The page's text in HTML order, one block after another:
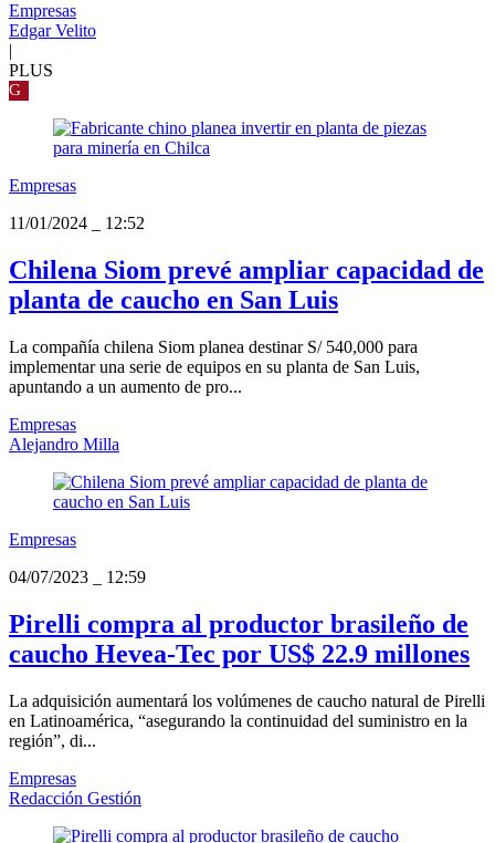
Empresas
Edgar Velito
|
PLUS
G
Empresas
11/01/2024
12:52
Chilena Siom prevé ampliar capacidad de
planta de caucho en San Luis
La compañía chilena Siom planea destinar S/ 540,000 para
implementar una serie de equipos en su planta de San Luis,
apuntando a un aumento de pro...
Empresas
Alejandro Milla
Empresas
04/07/2023
12:59
Pirelli compra al productor brasileño de
caucho Hevea-Tec por US$ 22.9 millones
La adquisición aumentará los volúmenes de caucho natural de Pirelli
en Latinoamérica, “asegurando la continuidad del suministro en la
región”, di...
Empresas
Redacción Gestión